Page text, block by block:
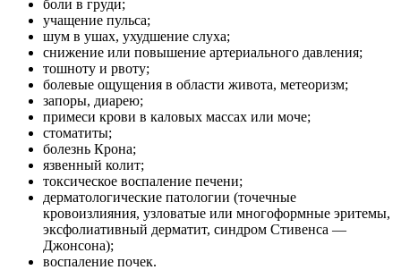
боли в груди;
учащение пульса;
шум в ушах, ухудшение слуха;
снижение или повышение артериального давления;
тошноту и рвоту;
болевые ощущения в области живота, метеоризм;
запоры, диарею;
примеси крови в каловых массах или моче;
стоматиты;
болезнь Крона;
язвенный колит;
токсическое воспаление печени;
дерматологические патологии (точечные
кровоизлияния, узловатые или многоформные эритемы,
эксфолиативный дерматит, синдром Стивенса —
Джонсона);
воспаление почек.